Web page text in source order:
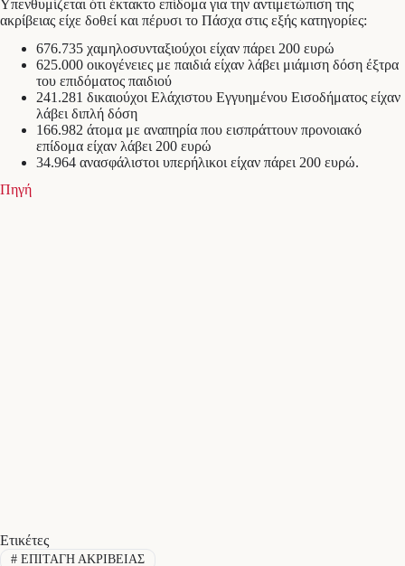
Υπενθυμίζεται ότι έκτακτο επίδομα για την αντιμετώπιση της
ακρίβειας είχε δοθεί και πέρυσι το Πάσχα στις εξής κατηγορίες:
676.735 χαμηλοσυνταξιούχοι είχαν πάρει 200 ευρώ
625.000 οικογένειες με παιδιά είχαν λάβει μιάμιση δόση έξτρα
του επιδόματος παιδιού
241.281 δικαιούχοι Ελάχιστου Εγγυημένου Εισοδήματος είχαν
λάβει διπλή δόση
166.982 άτομα με αναπηρία που εισπράττουν προνοιακό
επίδομα είχαν λάβει 200 ευρώ
34.964 ανασφάλιστοι υπερήλικοι είχαν πάρει 200 ευρώ.
Πηγή
Ετικέτες
#ΕΠΙΤΑΓΗ ΑΚΡΙΒΕΙΑΣ